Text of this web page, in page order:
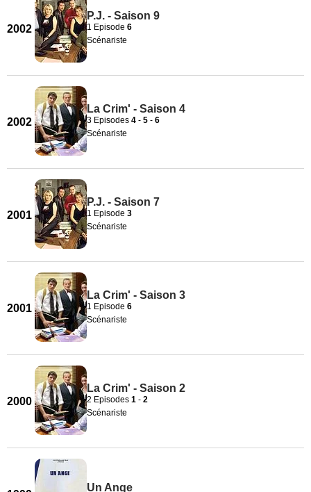
2002
P.J. - Saison 9
1 Episode 6
Scénariste
2002
La Crim' - Saison 4
3 Episodes 4 - 5 - 6
Scénariste
2001
P.J. - Saison 7
1 Episode 3
Scénariste
2001
La Crim' - Saison 3
1 Episode 6
Scénariste
2000
La Crim' - Saison 2
2 Episodes 1 - 2
Scénariste
Un Ange